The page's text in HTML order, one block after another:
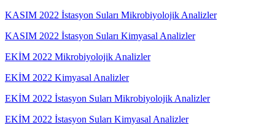
KASIM 2022 İstasyon Suları Mikrobiyolojik Analizler
KASIM 2022 İstasyon Suları Kimyasal Analizler
EKİM 2022 Mikrobiyolojik Analizler
EKİM 2022 Kimyasal Analizler
EKİM 2022 İstasyon Suları Mikrobiyolojik Analizler
EKİM 2022 İstasyon Suları Kimyasal Analizler